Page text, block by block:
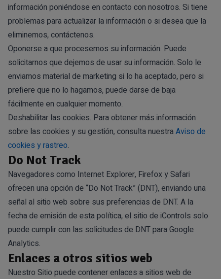
información poniéndose en contacto con nosotros. Si tiene
problemas para actualizar la información o si desea que la
eliminemos, contáctenos.
Oponerse a que procesemos su información. Puede
solicitarnos que dejemos de usar su información. Solo le
enviamos material de marketing si lo ha aceptado, pero si
prefiere que no lo hagamos, puede darse de baja
fácilmente en cualquier momento.
Deshabilitar las cookies. Para obtener más información
sobre las cookies y su gestión, consulta nuestraAviso de
cookies y rastreo.
Do Not Track
Navegadores como Internet Explorer, Firefox y Safari
ofrecen una opción de “Do Not Track” (DNT), enviando una
señal al sitio web sobre sus preferencias de DNT. A la
fecha de emisión de esta política, el sitio de iControls solo
puede cumplir con las solicitudes de DNT para Google
Analytics.
Enlaces a otros sitios web
Nuestro Sitio puede contener enlaces a sitios web de